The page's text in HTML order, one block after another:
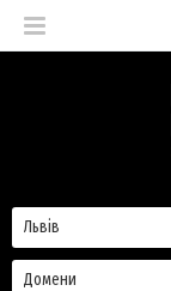
Домени
Львів